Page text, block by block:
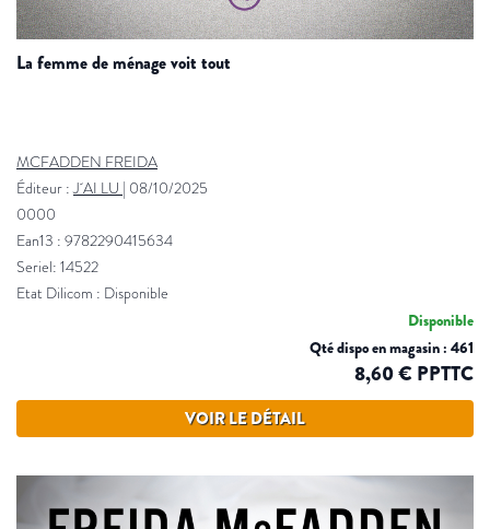
la femme de ménage voit tout
MCFADDEN FREIDA
Éditeur :J´AI LU 08/10/2025
0000
Ean13 : 9782290415634
Seriel: 14522
Etat Dilicom : Disponible
Disponible
Qté dispo en magasin : 461
8,60 € PPTTC
VOIR LE DÉTAIL